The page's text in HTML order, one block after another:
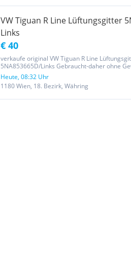
VW Tiguan R Line Lüftungsgitter
Links
€ 40
verkaufe original VW Tiguan R Line
5NA853665D/Links Gebraucht-daher ohne
Garantie u. Rueckgaberecht !
Heute, 08:32 Uhr
1180 Wien, 18. Bezirk, Währing